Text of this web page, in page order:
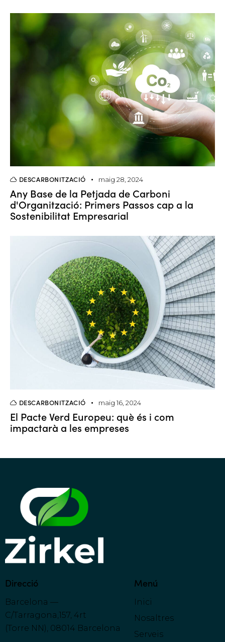
DESCARBONITZACIÓ maig 28, 2024
Any Base de la Petjada de Carboni
d'Organització: Primers Passos cap a la
Sostenibilitat Empresarial
DESCARBONITZACIÓ maig 16, 2024
El Pacte Verd Europeu: què és i com
impactarà a les empreses
Direcció
Barcelona —
C/Tarragona,157, 4rt
(Torre NN), 08014 Barcelona
Menú
Inici
Nosaltres
Serveis